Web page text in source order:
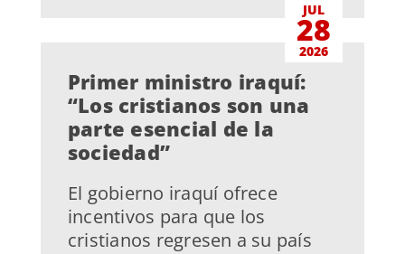
JUL
28
2026
Primer ministro iraquí:
“Los cristianos son una
parte esencial de la
sociedad”
El gobierno iraquí ofrece
incentivos para que los
cristianos regresen a su país